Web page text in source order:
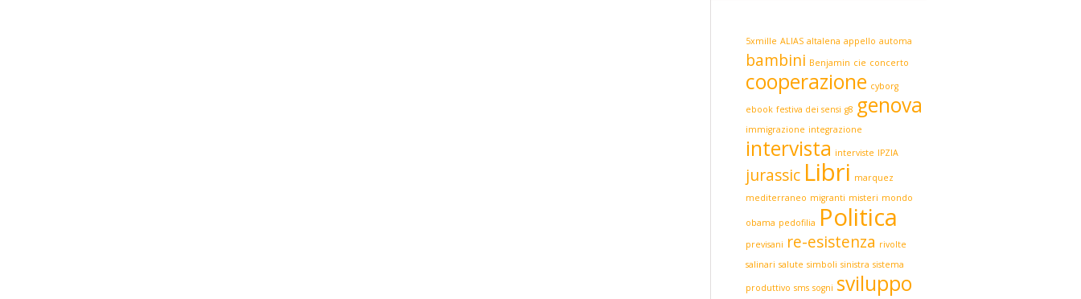
5xmille ALIAS altalena appello automa
bambini Benjamin cie concerto
cooperazione cyborg
ebook festiva dei sensi g8 genova
immigrazione integrazione
intervista interviste IPZIA
jurassic Libri marquez
mediterraneo migranti misteri mondo
obama pedofilia Politica
previsani re-esistenza rivolte
salinari salute simboli sinistra sistema
produttivo sms sogni sviluppo